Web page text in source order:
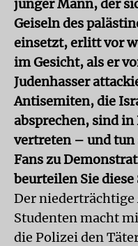
junger Mann, der
Geiseln des
einsetzt, erlitt vor
im Gesicht, als er
Judenhasser
Antisemiten, die
absprechen, sind
vertreten – und
Fans zu
beurteilen Sie
Der
Studenten macht
die Polizei den